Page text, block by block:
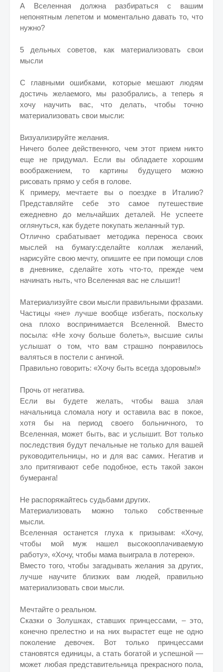
А Вселенная должна разбираться с вашим
непонятным лепетом и моментально давать то, что
нужно?
5 дельных советов, как материализовать свои
мысли
С главными ошибками, которые мешают людям
достичь желаемого, мы разобрались, а теперь я
хочу научить вас, что делать, чтобы точно
материализовать свои мысли:
Визуализируйте желания.
Ничего более действенного, чем этот прием никто
еще не придумал. Если вы обладаете хорошим
воображением, то картины будущего можно
рисовать прямо у себя в голове.
К примеру, мечтаете вы о поездке в Италию?
Представляйте себе это самое путешествие
ежедневно до мельчайших деталей. Не успеете
оглянуться, как будете покупать желанный тур.
Отлично срабатывает методика переноса своих
мыслей на бумагу:сделайте коллаж желаний,
нарисуйте свою мечту, опишите ее при помощи слов
в дневнике, сделайте хоть что-то, прежде чем
начинать ныть, что Вселенная вас не слышит!
Материализуйте свои мысли правильными фразами.
Частицы «не» лучше вообще избегать, поскольку
она плохо воспринимается Вселенной. Вместо
посыла: «Не хочу больше болеть», высшие силы
услышат о том, что вам страшно понравилось
валяться в постели с ангиной.
Правильно говорить: «Хочу быть всегда здоровым!»
Прочь от негатива.
Если вы будете желать, чтобы ваша злая
начальница сломала ногу и оставила вас в покое,
хотя бы на период своего больничного, то
Вселенная, может быть, вас и услышит. Вот только
последствия будут печальные не только для вашей
руководительницы, но и для вас самих. Негатив и
зло притягивают себе подобное, есть такой закон
бумеранга!
Не распоряжайтесь судьбами других.
Материализовать можно только собственные
мысли.
Вселенная останется глуха к призывам: «Хочу,
чтобы мой муж нашел высокооплачиваемую
работу», «Хочу, чтобы мама выиграла в лотерею».
Вместо того, чтобы загадывать желания за других,
лучше научите близких вам людей, правильно
материализовать свои мысли.
Мечтайте о реальном.
Сказки о Золушках, ставших принцессами, – это,
конечно прелестно и на них вырастет еще не одно
поколение девочек. Вот только принцессами
становятся единицы, а стать богатой и успешной —
может любая представительница прекрасного пола,